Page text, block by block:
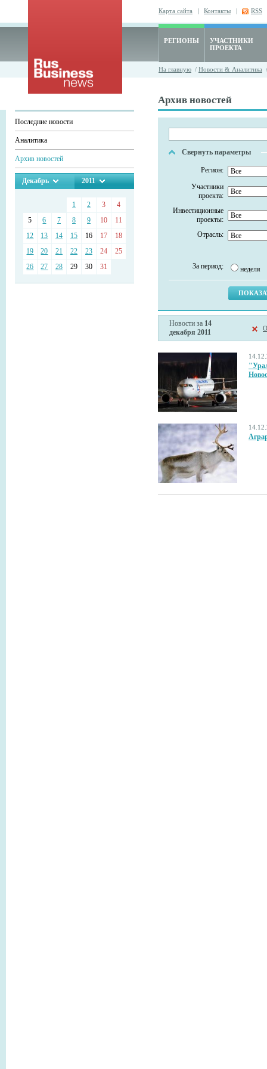
Карта сайта | Контакты | RSS
РЕГИОНЫ
УЧАСТНИКИ
ПРОЕКТА
На главную / Новости & Аналитика
Последние новости
Аналитика
Архив новостей
Декабрь 2011
1 2 3
4
5
6 7 8 9 10
11
12
13 14 15 16 17
18
19
20 21 22 23 24
25
26
27 28 29 30 31
Архив новостей
Свернуть параметры
Регион:
Участники
проекта:
Инвестиционные
проекты:
Отрасль:
За период: неделя
Новости за 14
декабря 2011